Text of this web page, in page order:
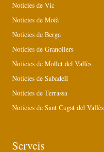
Notícies de Vic
Notícies de Moià
Notícies de Berga
Notícies de Granollers
Notícies de Mollet del Vallès
Notícies de Sabadell
Notícies de Terrassa
Notícies de Sant Cugat del Vallès
Serveis